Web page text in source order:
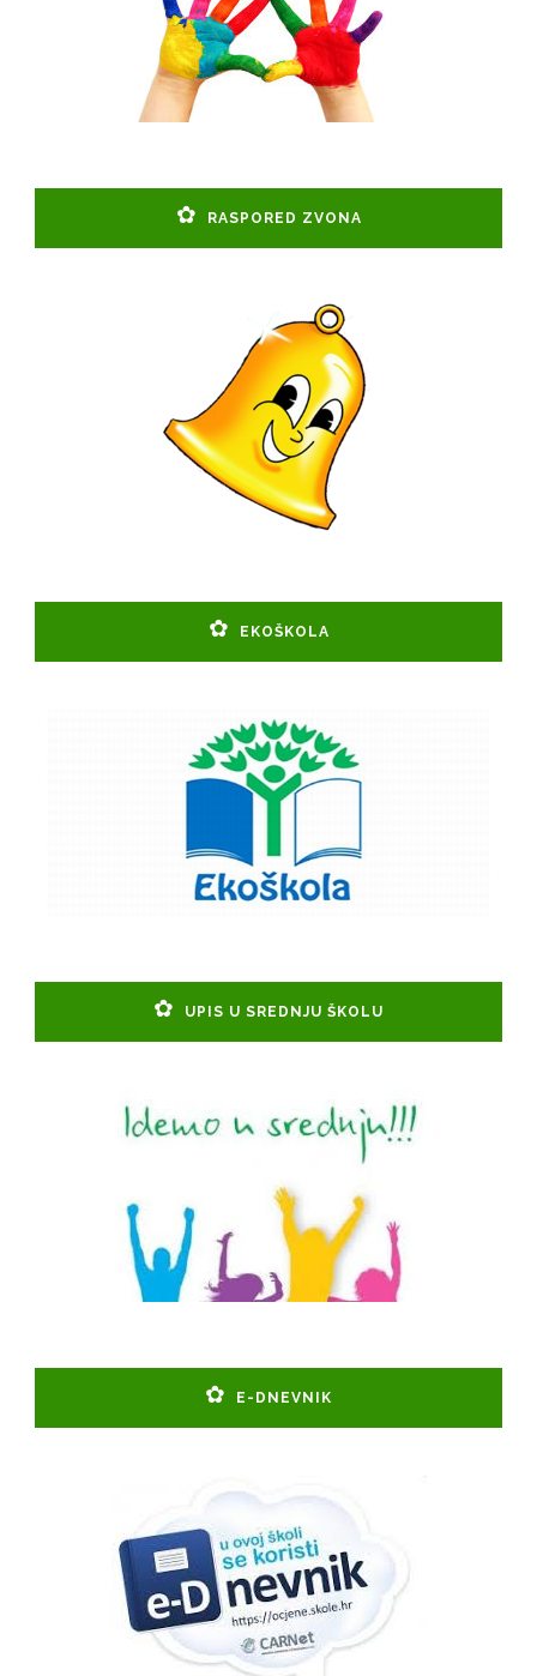
RASPORED ZVONA
EKOŠKOLA
UPIS U SREDNJU ŠKOLU
E-DNEVNIK